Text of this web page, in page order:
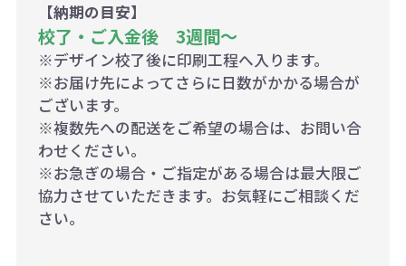
【納期の目安】
校了・ご入金後 3週間～
※デザイン校了後に印刷工程へ入ります。
※お届け先によってさらに日数がかかる場合が
ございます。
※複数先への配送をご希望の場合は、お問い合
わせください。
※お急ぎの場合・ご指定がある場合は最大限ご
協力させていただきます。お気軽にご相談くだ
さい。